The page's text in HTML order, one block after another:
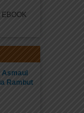
EBOOK
Rambut